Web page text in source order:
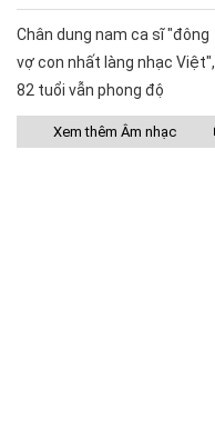
Chân dung nam ca sĩ "đông
vợ con nhất làng nhạc Việt",
82 tuổi vẫn phong độ
Xem thêm Âm nhạc